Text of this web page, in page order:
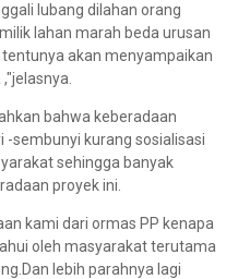
lubang dilahan orang
lahan marah beda urusan
akan menyampaikan
bahwa keberadaan
-sembunyi kurang sosialisasi
sehingga banyak
proyek ini.
kami dari ormas PP kenapa
oleh masyarakat terutama
lebih parahnya lagi